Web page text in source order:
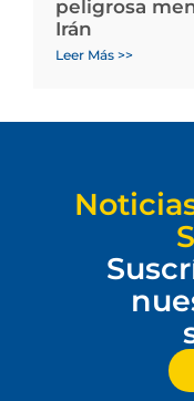
peligrosa
Irán
Leer Más >>